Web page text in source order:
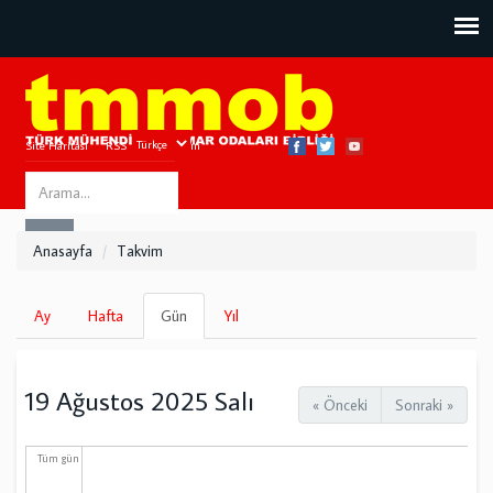
Site Haritası RSS Bize Ulaşın
Search
this
Anasayfa Takvim
Birincil
sekmeler
Ay Hafta Gün
sekme)
Yıl
« Önceki Sonraki »
19 Ağustos 2025 Salı
Tüm gün